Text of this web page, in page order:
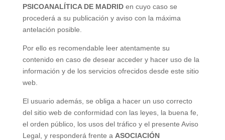
PSICOANALÍTICA DE MADRID en cuyo caso se
procederá a su publicación y aviso con la máxima
antelación posible.
Por ello es recomendable leer atentamente su
contenido en caso de desear acceder y hacer uso de la
información y de los servicios ofrecidos desde este sitio
web.
El usuario además, se obliga a hacer un uso correcto
del sitio web de conformidad con las leyes, la buena fe,
el orden público, los usos del tráfico y el presente Aviso
Legal, y responderá frente a ASOCIACIÓN